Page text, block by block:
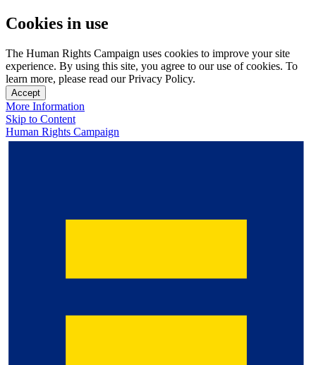
Cookies in use
The Human Rights Campaign uses cookies to improve your site
experience. By using this site, you agree to our use of cookies. To
learn more, please read our Privacy Policy.
Accept
More Information
Skip to Content
Human Rights Campaign